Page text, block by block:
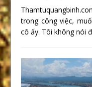
trong công việc,
cô ấy. Tôi không nói